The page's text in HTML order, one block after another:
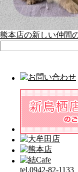
熊本店の新しい仲間
tel.0942-82-1133